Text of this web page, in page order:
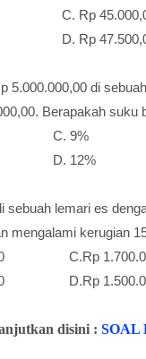
C. Rp
D. Rp
5.000.000,00 di
Berapakah suku
9%
12%
sebuah lemari es
mengalami kerugian
C.Rp
D.Rp
disini : SOAL